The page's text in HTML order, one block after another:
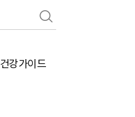
검
색
건강가이드